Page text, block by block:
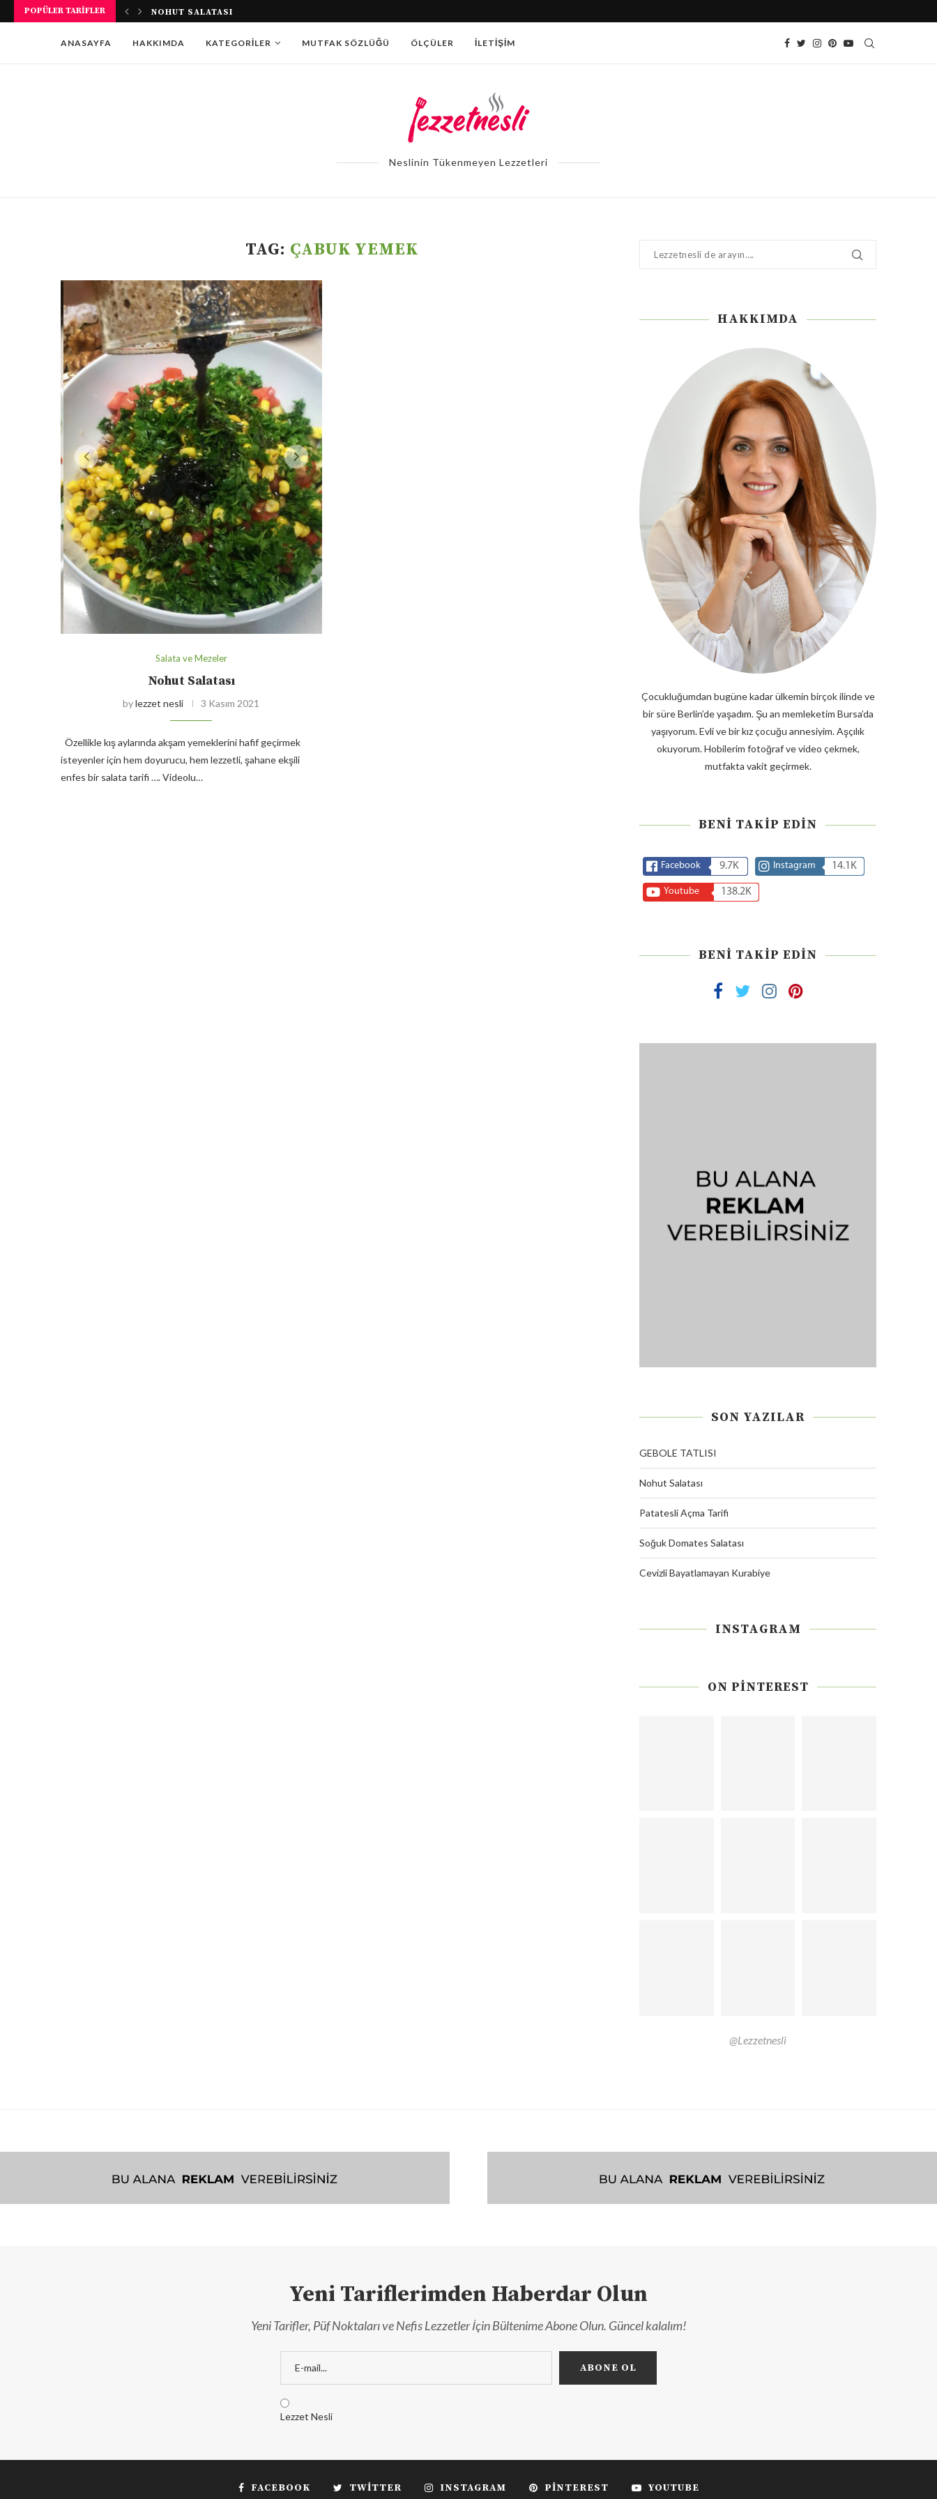
POPÜLER TARIFLER PATATESLI AÇMA TARIFI
ANASAYFA HAKKIMDA KATEGORILER MUTFAK SÖZLÜĞÜ ÖLÇÜLER İLETIŞIM
Neslinin Tükenmeyen Lezzetleri
TAG: ÇABUK YEMEK
Salata ve Mezeler
Nohut Salatası
bylezzet nesli 3 Kasım 2021
Özellikle kış aylarında akşam yemeklerini hafif geçirmek
isteyenler için hem doyurucu, hem lezzetli, şahane ekşili
enfes bir salata tarifi …. Videolu…
HAKKIMDA
Çocukluğumdan bugüne kadar ülkemin birçok ilinde ve
bir süre Berlin’de yaşadım. Şu an memleketim Bursa’da
yaşıyorum. Evli ve bir kız çocuğu annesiyim. Aşçılık
okuyorum. Hobilerim fotoğraf ve video çekmek,
mutfakta vakit geçirmek.
BENI TAKIP EDIN
Facebook 9.7K Instagram 14.1K
Youtube 138.2K
BENI TAKIP EDIN
SON YAZILAR
GEBOLE TATLISI
Nohut Salatası
Patatesli Açma Tarifi
Soğuk Domates Salatası
Cevizli Bayatlamayan Kurabiye
INSTAGRAM
ON PINTEREST
@Lezzetnesli
Yeni Tariflerimden Haberdar Olun
Yeni Tarifler, Püf Noktaları ve Nefis Lezzetler İçin Bültenime Abone Olun. Güncel kalalım!
Lezzet Nesli
FACEBOOK TWITTER INSTAGRAM PINTEREST YOUTUBE